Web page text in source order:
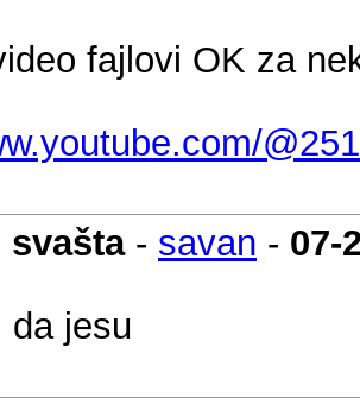
fajlovi OK za
svašta- savan - 07-
da jesu